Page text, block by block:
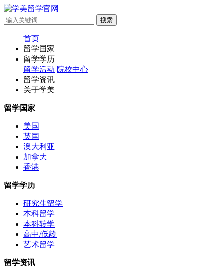
首页
留学国家
留学学历
留学活动 院校中心
留学资讯
关于学美
留学国家
美国
英国
澳大利亚
加拿大
香港
留学学历
研究生留学
本科留学
本科转学
高中/低龄
艺术留学
留学资讯